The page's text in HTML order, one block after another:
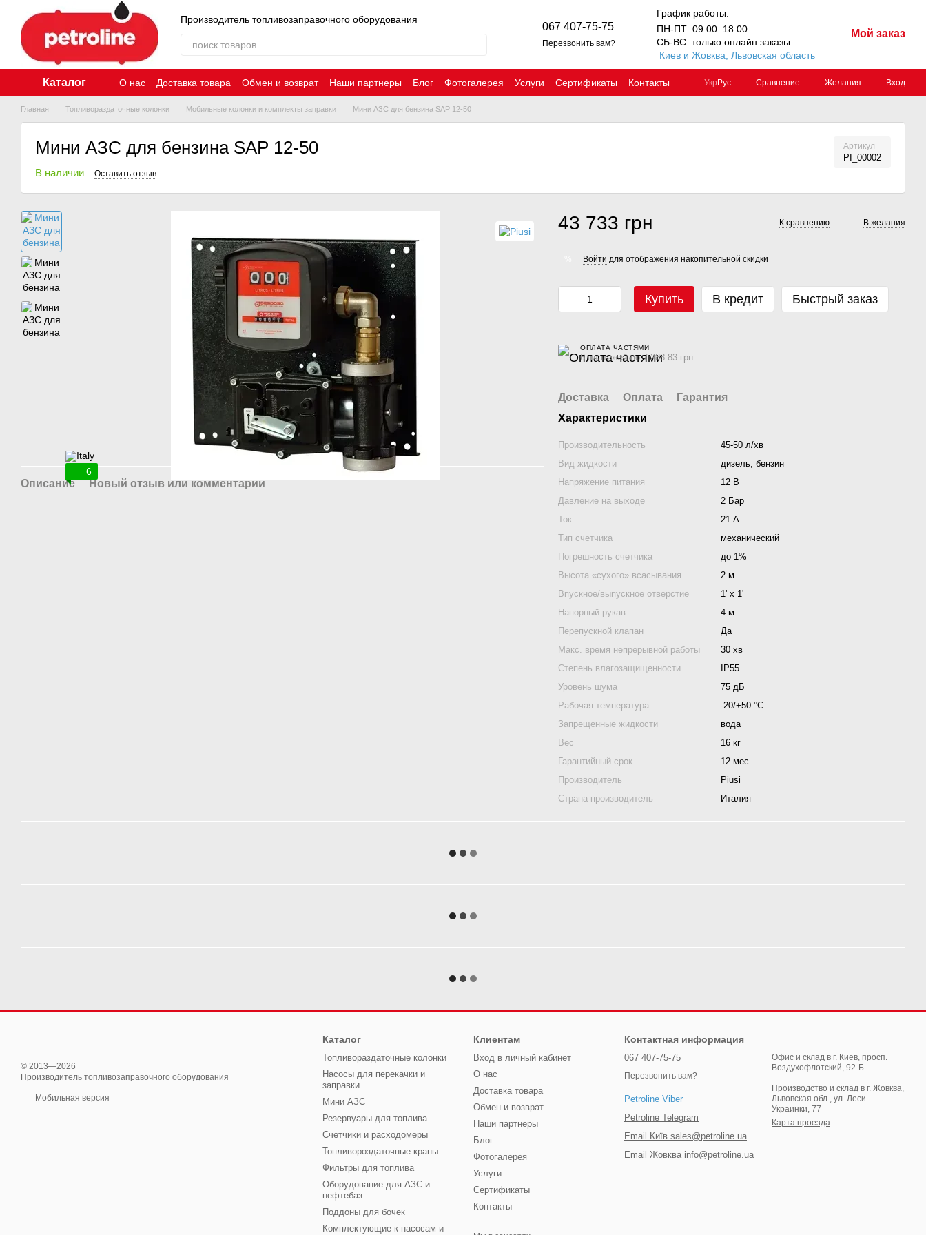
Перейти к основному контенту
Производитель топливозаправочного оборудования
067 407-75-75
Перезвонить вам?
График работы:
ПН-ПТ: 09:00–18:00
СБ-ВС: только онлайн заказы
Киев и Жовква, Львовская область
Мой заказ
Каталог О нас Доставка товара Обмен и возврат Наши партнеры Блог Фотогалерея Услуги Сертификаты Контакты Укр Рус Сравнение Желания Вход
Главная Топливораздаточные колонки Мобильные колонки и комплекты заправки Мини АЗС для бензина SAP 12-50
Мини АЗС для бензина SAP 12-50 Артикул
PI_00002
В наличии Оставить отзыв
6
Описание Новый отзыв или комментарий
43 733 грн К сравнению В желания
Войти для отображения накопительной скидки
Купить В кредит Быстрый заказ
ОПЛАТА ЧАСТЯМИ
6 платежей по 7 288.83 грн
Доставка Оплата
Гарантия
Характеристики
Производительность
45-50 л/хв
Вид жидкости
дизель, бензин
Напряжение питания
12 В
Давление на выходе
2 Бар
Ток
21 А
Тип счетчика
механический
Погрешность счетчика
до 1%
Высота «сухого» всасывания
2 м
Впускное/выпускное отверстие
1' x 1'
Напорный рукав
4 м
Перепускной клапан
Да
Макс. время непрерывной работы
30 хв
Степень влагозащищенности
IP55
Уровень шума
75 дБ
Рабочая температура
-20/+50 °С
Запрещенные жидкости
вода
Вес
16 кг
Гарантийный срок
12 мес
Производитель
Piusi
Страна производитель
Италия
© 2013—2026
Производитель топливозаправочного оборудования
Мобильная версия
Каталог
Топливораздаточные колонки
Насосы для перекачки и
заправки
Мини АЗС
Резервуары для топлива
Счетчики и расходомеры
Топливороздаточные краны
Фильтры для топлива
Оборудование для АЗС и
нефтебаз
Поддоны для бочек
Комплектующие к насосам и
Клиентам
Вход в личный кабинет
О нас
Доставка товара
Обмен и возврат
Наши партнеры
Блог
Фотогалерея
Услуги
Сертификаты
Контакты
Контактная информация
067 407-75-75
Перезвонить вам?
Petroline Viber
Petroline Telegram
Email Київ sales@petroline.ua
Email Жовква info@petroline.ua
Офис и склад в г. Киев, просп.
Воздухофлотский, 92-Б
Производство и склад в г. Жовква,
Львовская обл., ул. Леси
Украинки, 77
Карта проезда